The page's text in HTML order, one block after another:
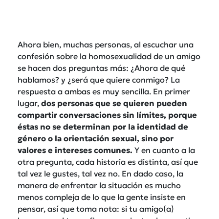
Ahora bien, muchas personas, al escuchar una
confesión sobre la homosexualidad de un amigo
se hacen dos preguntas más: ¿Ahora de qué
hablamos? y ¿será que quiere conmigo? La
respuesta a ambas es muy sencilla. En primer
lugar, dos personas que se quieren pueden
compartir conversaciones sin límites, porque
éstas no se determinan por la identidad de
género o la orientación sexual, sino por
valores e intereses comunes. Y en cuanto a la
otra pregunta, cada historia es distinta, así que
tal vez le gustes, tal vez no. En dado caso, la
manera de enfrentar la situación es mucho
menos compleja de lo que la gente insiste en
pensar, así que toma nota: si tu amigo(a)